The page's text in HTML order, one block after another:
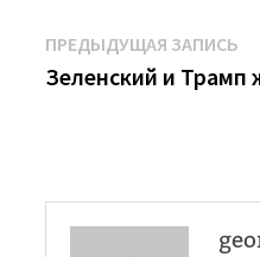
Навигация
по
ПРЕДЫДУЩАЯ ЗАПИСЬ
Зеленский и Трамп